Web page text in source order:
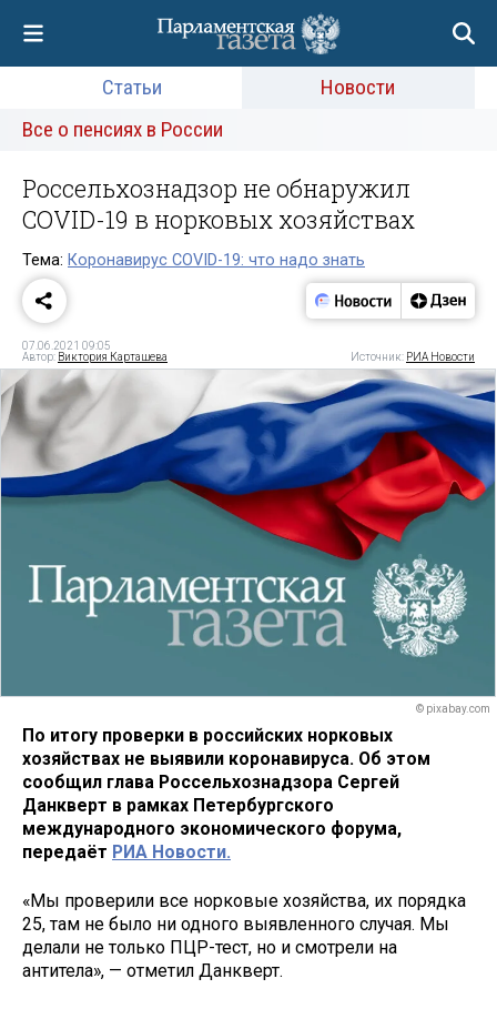
Статьи
Новости
Все о пенсиях в России
Россельхознадзор не обнаружил
COVID-19 в норковых хозяйствах
Тема: Коронавирус COVID-19: что надо знать
07.06.2021 09:05
Автор: Виктория Карташева Источник: РИА Новости
© pixabay.com
По итогу проверки в российских норковых
хозяйствах не выявили коронавируса. Об этом
сообщил глава Россельхознадзора Сергей
Данкверт в рамках Петербургского
международного экономического форума,
передаёт РИА Новости.
«Мы проверили все норковые хозяйства, их порядка
25, там не было ни одного выявленного случая. Мы
делали не только ПЦР-тест, но и смотрели на
антитела», — отметил Данкверт.